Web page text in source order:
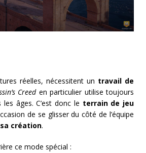
réelles, nécessitent un travail de
Creeden particulier utilise toujours
âges. C’est donc le terrain de jeu
de se glisser du côté de l’équipe
création.
ce mode spécial :